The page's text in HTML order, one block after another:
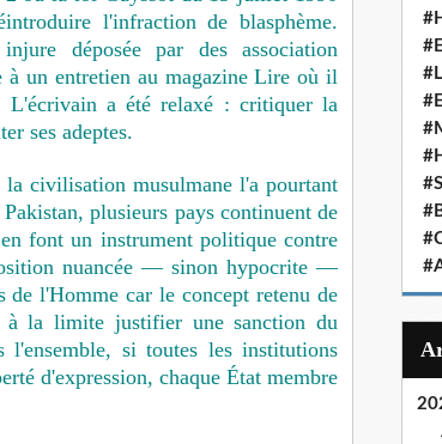
l'infraction de blasphème.
déposée par des association
à un entretien au magazine Lire où il
a été relaxé : critiquer la
ses adeptes.
civilisation musulmane l'a pourtant
plusieurs pays continuent de
font un instrument politique contre
nuancée — sinon hypocrite —
de l'Homme car le concept retenu de
la limite justifier une sanction du
l'ensemble, si toutes les institutions
d'expression, chaque État membre